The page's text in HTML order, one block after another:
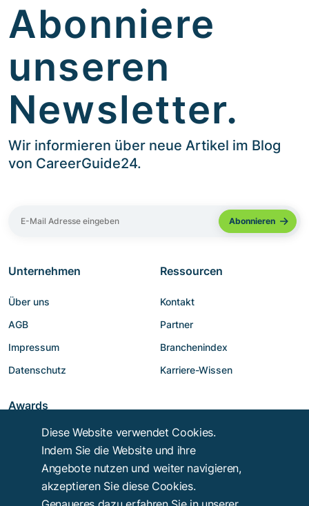
Abonniere
unseren
Newsletter.
Wir informieren über neue Artikel im Blog
von CareerGuide24.
Unternehmen
Über uns
AGB
Impressum
Datenschutz
Ressourcen
Kontakt
Partner
Branchenindex
Karriere-Wissen
Awards
Diese Website verwendet Cookies.
Indem Sie die Website und ihre
Angebote nutzen und weiter navigieren,
akzeptieren Sie diese Cookies.